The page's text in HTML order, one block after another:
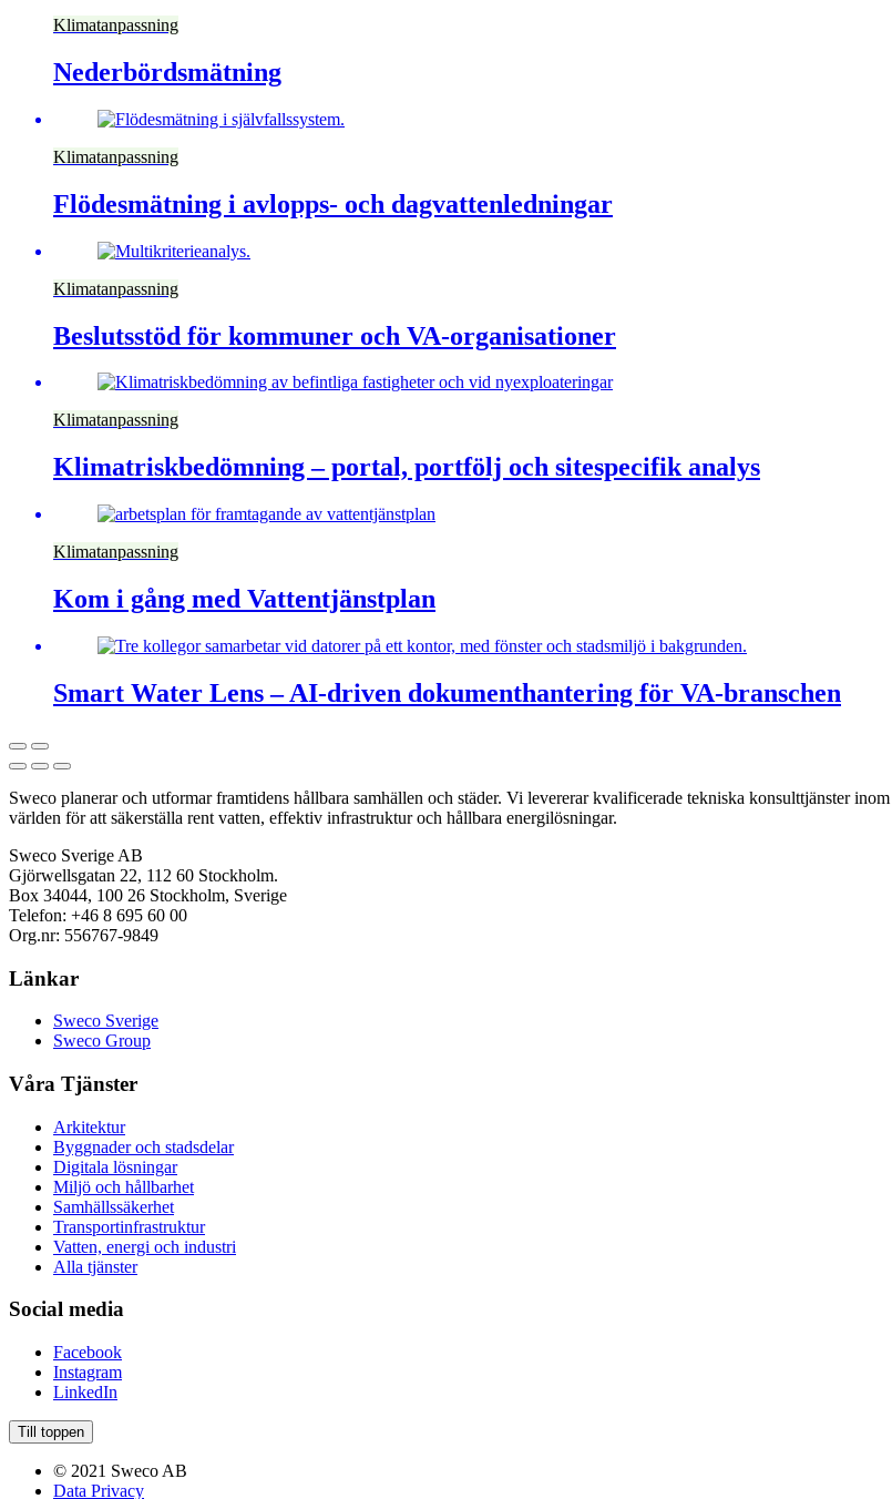
Klimatanpassning
Nederbördsmätning
Klimatanpassning
Flödesmätning i avlopps- och dagvattenledningar
Klimatanpassning
Beslutsstöd för kommuner och VA-organisationer
Klimatanpassning
Klimatriskbedömning – portal, portfölj och sitespecifik analys
Klimatanpassning
Kom i gång med Vattentjänstplan
Smart Water Lens – AI-driven dokumenthantering för VA-branschen
Sweco planerar och utformar framtidens hållbara samhällen och städer. Vi levererar kvalificerade tekniska konsulttjänster
världen för att säkerställa rent vatten, effektiv infrastruktur och hållbara energilösningar.
Sweco Sverige AB
Gjörwellsgatan 22, 112 60 Stockholm.
Box 34044, 100 26 Stockholm, Sverige
Telefon: +46 8 695 60 00
Org.nr: 556767-9849
Länkar
Sweco Sverige
Sweco Group
Våra Tjänster
Arkitektur
Byggnader och stadsdelar
Digitala lösningar
Miljö och hållbarhet
Samhällssäkerhet
Transportinfrastruktur
Vatten, energi och industri
Alla tjänster
Social media
Facebook
Instagram
LinkedIn
Till toppen
© 2021 Sweco AB
Data Privacy